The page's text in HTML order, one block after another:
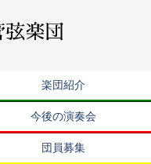
楽団紹介
今後の演奏会
団員募集